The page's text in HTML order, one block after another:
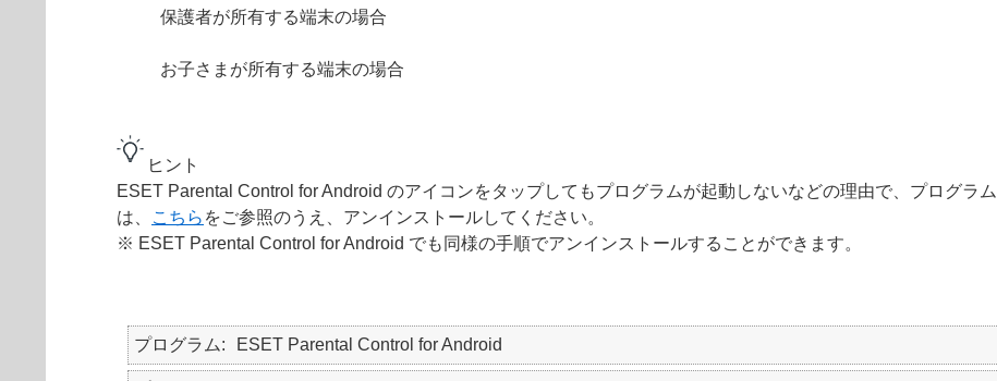
保護者が所有する端末の場合
お子さまが所有する端末の場合
ヒント
ESET Parental Control for Android のアイコンをタップしてもプログラムが起動しないなどの理由で、プログラ
は、
こちら をご参照のうえ、アンインストールしてください。
※ ESET Parental Control for Android でも同様の手順でアンインストールすることができます。
プログラム ESET Parental Control for Android